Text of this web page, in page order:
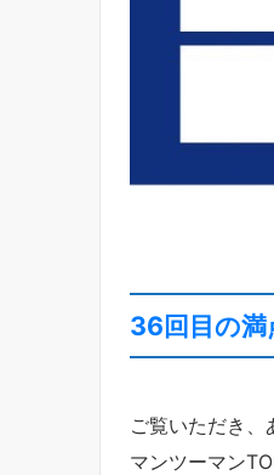
36回目の満
ご覧いただき、
マンツーマン